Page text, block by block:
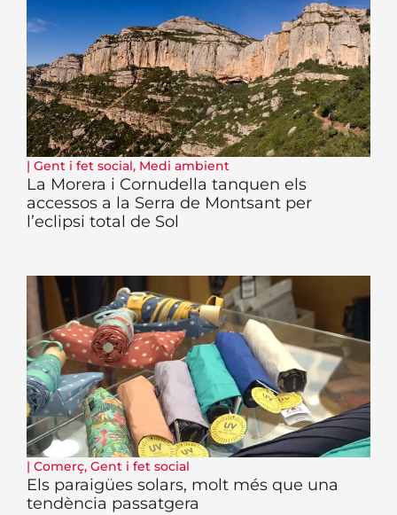
| Gent i fet social, Medi ambient
La Morera i Cornudella tanquen els
accessos a la Serra de Montsant per
l’eclipsi total de Sol
| Comerç, Gent i fet social
Els paraigües solars, molt més que una
tendència passatgera